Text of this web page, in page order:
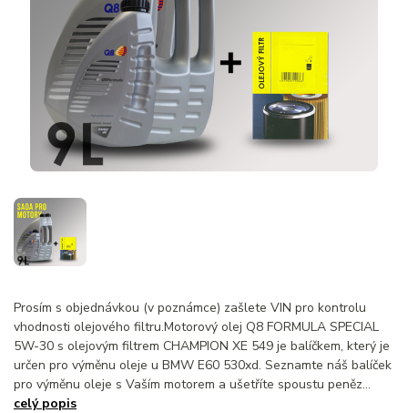
Prosím s objednávkou (v poznámce) zašlete VIN pro kontrolu
vhodnosti olejového filtru.Motorový olej Q8 FORMULA SPECIAL
5W-30 s olejovým filtrem CHAMPION XE 549 je balíčkem, který je
určen pro výměnu oleje u BMW E60 530xd. Seznamte náš balíček
pro výměnu oleje s Vaším motorem a ušetříte spoustu peněz...
celý popis